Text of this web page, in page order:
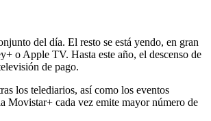
del día. El resto se está yendo, en gran
o Apple TV. Hasta este año, el descenso de
de pago.
los telediarios, así como los eventos
Movistar+ cada vez emite mayor número de